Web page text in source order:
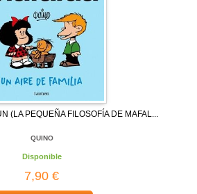
(LA PEQUEÑA FILOSOFÍA DE MAFAL...
QUINO
Disponible
7,90 €